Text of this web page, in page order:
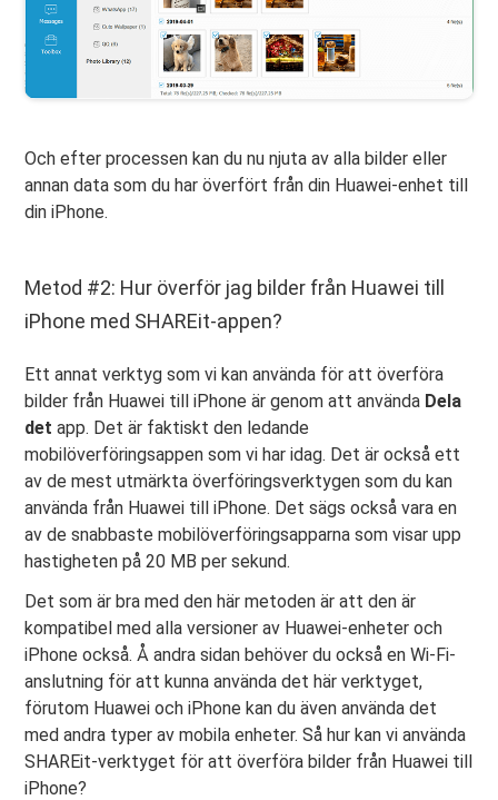
Och efter processen kan du nu njuta av alla bilder eller
annan data som du har överfört från din Huawei-enhet till
din iPhone.
Metod #2: Hur överför jag bilder från Huawei till
iPhone med SHAREit-appen?
Ett annat verktyg som vi kan använda för att överföra
bilder från Huawei till iPhone är genom att använda Dela
det app. Det är faktiskt den ledande
mobilöverföringsappen som vi har idag. Det är också ett
av de mest utmärkta överföringsverktygen som du kan
använda från Huawei till iPhone. Det sägs också vara en
av de snabbaste mobilöverföringsapparna som visar upp
hastigheten på 20 MB per sekund.
Det som är bra med den här metoden är att den är
kompatibel med alla versioner av Huawei-enheter och
iPhone också. Å andra sidan behöver du också en Wi-Fi-
anslutning för att kunna använda det här verktyget,
förutom Huawei och iPhone kan du även använda det
med andra typer av mobila enheter. Så hur kan vi använda
SHAREit-verktyget för att överföra bilder från Huawei till
iPhone?